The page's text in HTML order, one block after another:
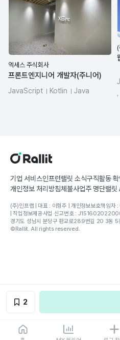
2
엑세스 주식회사
프론트엔지니어 개발자(주니어)
JavaScript Kotlin
Java
(
기업 서비스인프런랠릿 소식구직활동
개인정보 처리방침체불사업주 명단랠릿
(주)인프랩 | 대표 : 이형주 | 개인정보보호책임
| 직업정보제공사업 신고번호 :
경기도 성남시 분당구 판교로289번길 20 3동 5
©Rallit. All rights reserved.